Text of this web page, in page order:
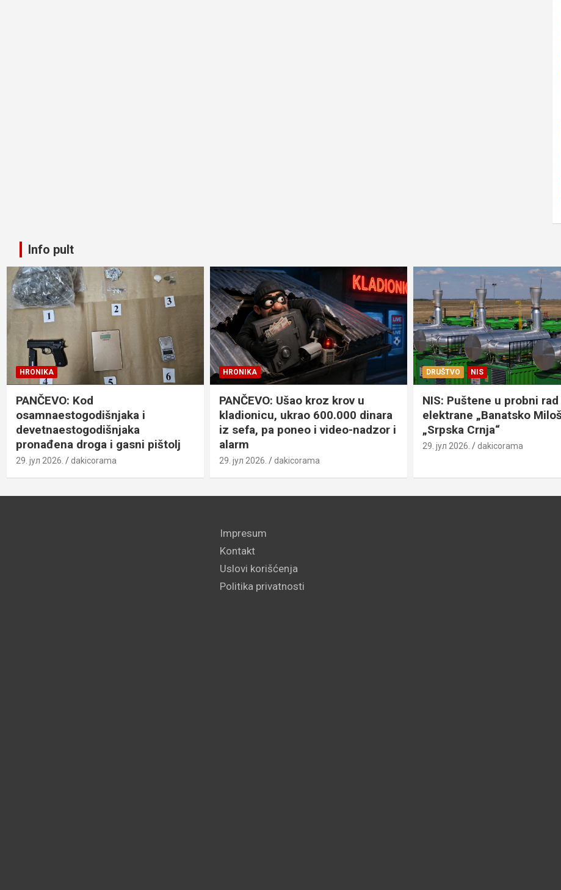
Info pult
HRONIKA
PANČEVO: Kod
osamnaestogodišnjaka i
devetnaestogodišnjaka
pronađena droga i gasni pištolj
29. јул 2026. dakicorama
HRONIKA
PANČEVO: Ušao kroz krov u
kladionicu, ukrao 600.000 dinara
iz sefa, pa poneo i video-nadzor i
alarm
29. јул 2026. dakicorama
DRUŠTVO NIS
NIS: Puštene u probni
elektrane „Banatsko
„Srpska Crnja“
29. јул 2026. dakicorama
Impresum
Kontakt
Uslovi korišćenja
Politika privatnosti